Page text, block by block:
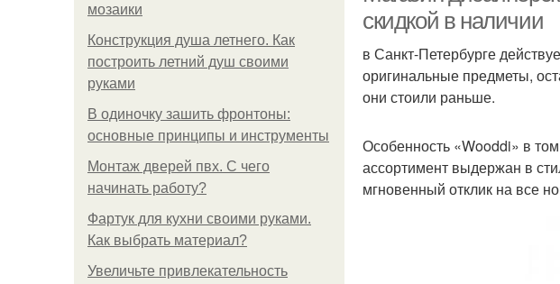
мозаики
Конструкция душа летнего. Как
построить летний душ своими
руками
В одиночку зашить фронтоны:
основные принципы и инструменты
Монтаж дверей пвх. С чего
начинать работу?
Фартук для кухни своими руками.
Как выбрать материал?
Увеличьте привлекательность
скидкой в наличии
в Санкт-Петербурге
оригинальные предметы,
они стоили раньше.
Особенность «Wooddi» в
ассортимент выдержан в
мгновенный отклик на все